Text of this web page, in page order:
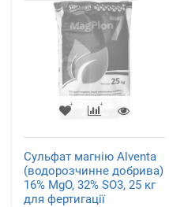
Сульфат магнію Alventa
(водорозчинне добрива)
16% MgO, 32% SO3, 25 кг
для фертигації